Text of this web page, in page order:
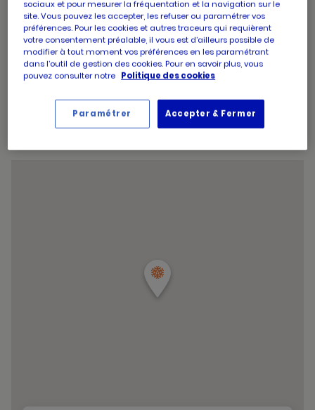
d'aujourd'hui
Horaires
d'ouverture
d'aujourd'hui
Mercredi 09:00-13:00
14:30-19:30
Horaires
d'ouverture
d'aujourd'hui
Jeudi 09:00-13:00
14:30-19:30
Horaires
d'ouverture
Vendredi 09:00 -13:00
Horaires
d'ouverture
Samedi 09:00-13:00
14:30-
Horaires
d'aujourd'hui
Dimanche
Fermé
Horaires
Vendredi 09:00-13:00
sociaux et pour mesurer la fréquentation et la navigation sur le
site. Vous pouvez les accepter, les refuser ou paramétrer vos
préférences. Pour les cookies et autres traceurs qui requièrent
votre consentement préalable, il vous est d’ailleurs possible de
modifier à tout moment vos préférences en les paramétrant
dans l’outil de gestion des cookies. Pour en savoir plus, vous
pouvez consulter notre Politique des cookies
Accepter & Fermer
Paramétrer